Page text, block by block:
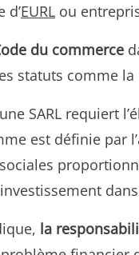
d’EURL ou
du commerce
statuts comme
SARL requiert
est définie par
la